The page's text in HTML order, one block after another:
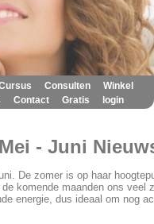
Consulten Winkel
Contact Gratis login
Mei - Juni
De zomer is op haar
komende maanden ons veel
energie, dus ideaal om nog